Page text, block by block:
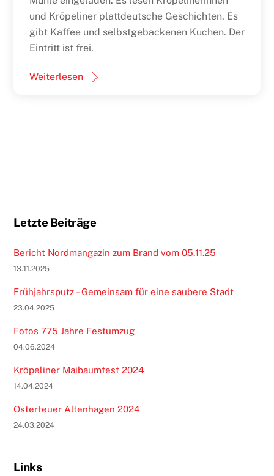
und Kröpeliner plattdeutsche Geschichten. Es
gibt Kaffee und selbstgebackenen Kuchen. Der
Eintritt ist frei.
Weiterlesen
Letzte Beiträge
Bericht Nordmangazin zum Brand vom 05.11.25
13.11.2025
Frühjahrsputz – Gemeinsam für eine saubere Stadt
23.04.2025
Fotos 775 Jahre Festumzug
04.06.2024
Kröpeliner Maibaumfest 2024
14.04.2024
Osterfeuer Altenhagen 2024
24.03.2024
Links